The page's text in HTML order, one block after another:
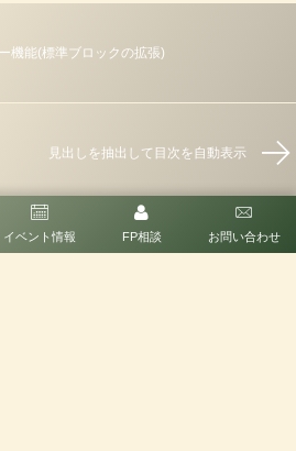
機能(標準ブロックの拡張)
見出しを抽出して目次を自動表示
イベント情報 FP相談 お問い合わせ